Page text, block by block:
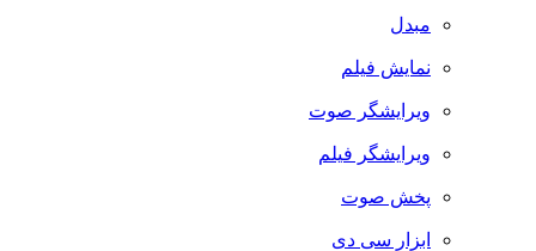
مبدل
نمایش فیلم
ویرایشگر صوت
ویرایشگر فیلم
پخش صوت
ابزار سی دی